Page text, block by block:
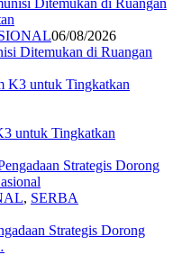
06/08/2026
Ditemukan di Ruangan
untuk Tingkatkan
, SERBA
Strategis Dorong